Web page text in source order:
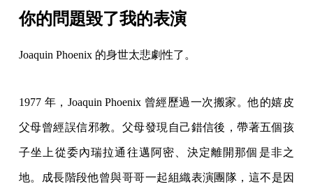
你的問題毀了我的表演
Joaquin Phoenix 的身世太悲劇性了。
1977 年，Joaquin Phoenix 曾經歷過一次搬家。他的嬉皮
父母曾經誤信邪教。父母發現自己錯信後，帶著五個孩
子坐上從委內瑞拉通往邁阿密、決定離開那個是非之
地。成長階段他曾與哥哥一起組織表演團隊，這不是因